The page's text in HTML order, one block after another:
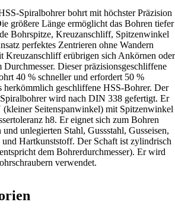
Spiralbohrer bohrt mit höchster Präzision
größere Länge ermöglicht das Bohren tiefer
Bohrspitze, Kreuzanschliff, Spitzenwinkel
perfektes Zentrieren ohne Wandern
Kreuzanschliff erübrigen sich Ankörnen oder
Dieser präzisionsgeschliffene
40 % schneller und erfordert 50 %
herkömmlich geschliffene HSS-Bohrer. Der
wird nach DIN 338 gefertigt. Er
Seitenspanwinkel) mit Spitzenwinkel
h8. Er eignet sich zum Bohren
unlegierten Stahl, Gussstahl, Gusseisen,
und Hartkunststoff. Der Schaft ist zylindrisch
dem Bohrerdurchmesser). Er wird
verwendet.